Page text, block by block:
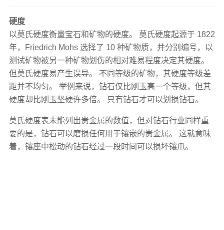
硬度
以莫氏硬度衡量宝石和矿物的硬度。 莫氏硬度起源于 1822
年，Friedrich Mohs 选择了 10 种矿物质，并分别编号，以
测试矿物被另一种矿物划伤的相对难易程度决定其硬度。
但莫氏硬度易产生误导。 不同等级的矿物，其硬度等级差
距并不均匀。 举例来说，钻石仅比刚玉高一个等级，但其
硬度却比刚玉坚硬许多倍。 只有钻石才可以划损钻石。
莫氏硬度表未能列出贵金属的数值，但对钻石行业同样重
要的是，钻石可以磨损任何用于镶嵌的贵金属。 这就意味
着，镶座中松动的钻石经过一段时间可以损坏镶爪。